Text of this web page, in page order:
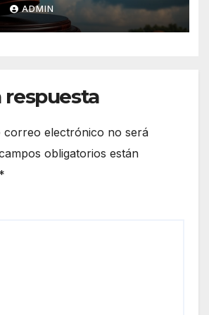
política
en Venezuela
ADMIN
respuesta
correo electrónico no será
obligatorios están
*